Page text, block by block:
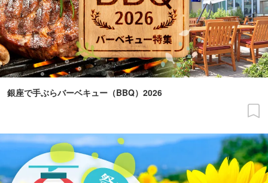
銀座で手ぶらバーベキュー（BBQ）2026